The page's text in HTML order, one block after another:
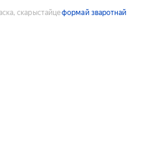
скарыстайцеформай зваротнай